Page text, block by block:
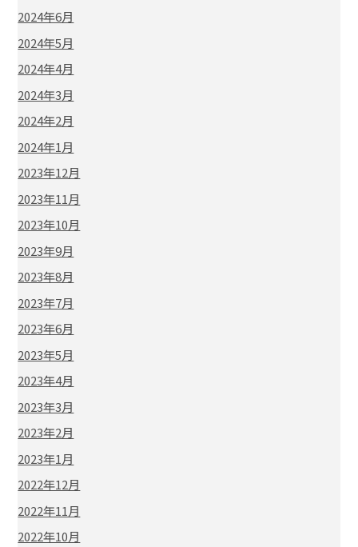
2024年6月
2024年5月
2024年4月
2024年3月
2024年2月
2024年1月
2023年12月
2023年11月
2023年10月
2023年9月
2023年8月
2023年7月
2023年6月
2023年5月
2023年4月
2023年3月
2023年2月
2023年1月
2022年12月
2022年11月
2022年10月